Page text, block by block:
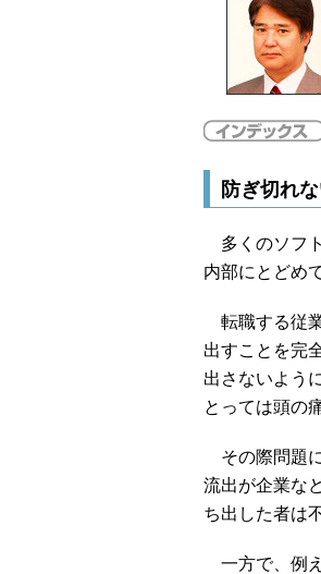
防ぎ切れ
多くのソフ
内部にとどめ
転職する従
出すことを完
出さないよう
とっては頭の
その際問題
流出が企業な
ち出した者は
一方で、例